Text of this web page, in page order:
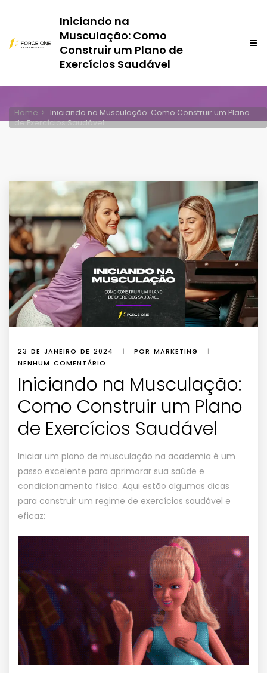
Iniciando na
Musculação: Como
Construir um Plano de
Exercícios Saudável
Home
Iniciando na Musculação: Como Construir um Plano
de Exercícios Saudável
23 DE JANEIRO DE 2024 | POR MARKETING
|
NENHUM COMENTÁRIO
Iniciando na Musculação:
Como Construir um Plano
de Exercícios Saudável
Iniciar um plano de musculação na academia é um
passo excelente para aprimorar sua saúde e
condicionamento físico. Aqui estão algumas dicas
para construir um regime de exercícios saudável e
eficaz: